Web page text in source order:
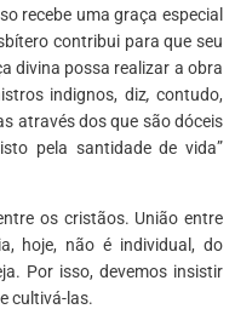
recebe uma graça especial
contribui para que seu
divina possa realizar a obra
indignos, diz,contudo,
através dos que são dóceis
pela santidade de vida”
os cristãos. União entre
hoje, não é individual, do
Por isso, devemos insistir
cultivá-las.